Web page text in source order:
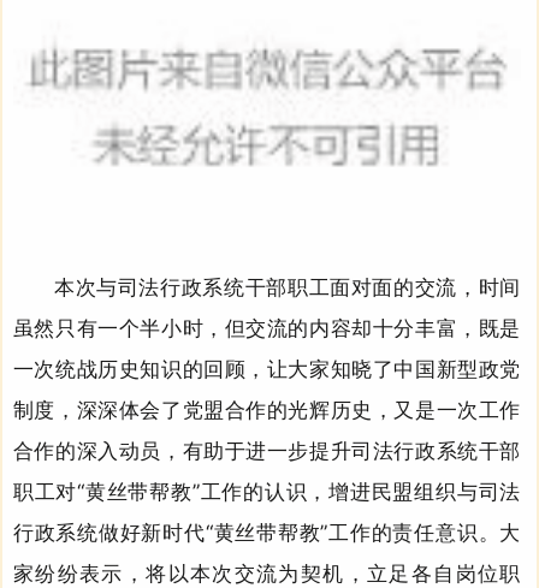
本次与司法行政系统干部职工面对面的交流，时间
虽然只有一个半小时，但交流的内容却十分丰富，既是
一次统战历史知识的回顾，让大家知晓了中国新型政党
制度，深深体会了党盟合作的光辉历史，又是一次工作
合作的深入动员，有助于进一步提升司法行政系统干部
职工对“黄丝带帮教”工作的认识，增进民盟组织与司法
行政系统做好新时代“黄丝带帮教”工作的责任意识。大
家纷纷表示，将以本次交流为契机，立足各自岗位职